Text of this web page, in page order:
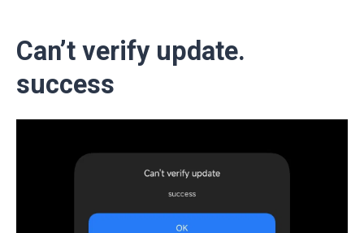
Can’t verify update.
success